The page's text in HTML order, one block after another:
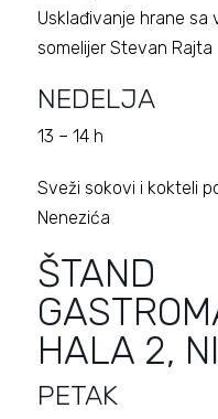
Usklađivanje hrane sa
somelijer Stevan Rajta
NEDELJA
13 – 14 h
Sveži sokovi i kokteli
Nenezića
ŠTAND
HALA 2,
PETAK